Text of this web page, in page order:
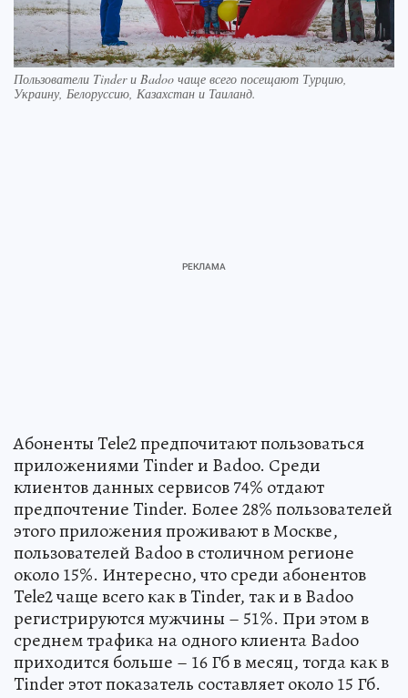
Пользователи Tinder и Badoo чаще всего посещают Турцию,
Украину, Белоруссию, Казахстан и Таиланд.
Абоненты Tele2 предпочитают пользоваться
приложениями Tinder и Badoo. Среди
клиентов данных сервисов 74% отдают
предпочтение Tinder. Более 28% пользователей
этого приложения проживают в Москве,
пользователей Badoo в столичном регионе
около 15%. Интересно, что среди абонентов
Tele2 чаще всего как в Tinder, так и в Badoo
регистрируются мужчины – 51%. При этом в
среднем трафика на одного клиента Badoo
приходится больше – 16 Гб в месяц, тогда как в
Tinder этот показатель составляет около 15 Гб.